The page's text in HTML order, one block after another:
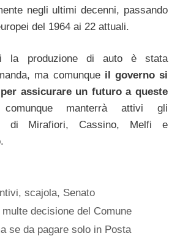
negli ultimi decenni, passando
del 1964 ai 22 attuali.
la produzione di auto è stata
ma comunque il governo si
assicurare un futuro a queste
manterrà attivi gli
di Mirafiori, Cassino, Melfi e
,scajola, Senato
decisione del Comune
se da pagare solo in Posta